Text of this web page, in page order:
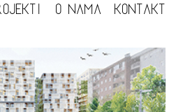
O NAMA KONTAKT
Stambeno-